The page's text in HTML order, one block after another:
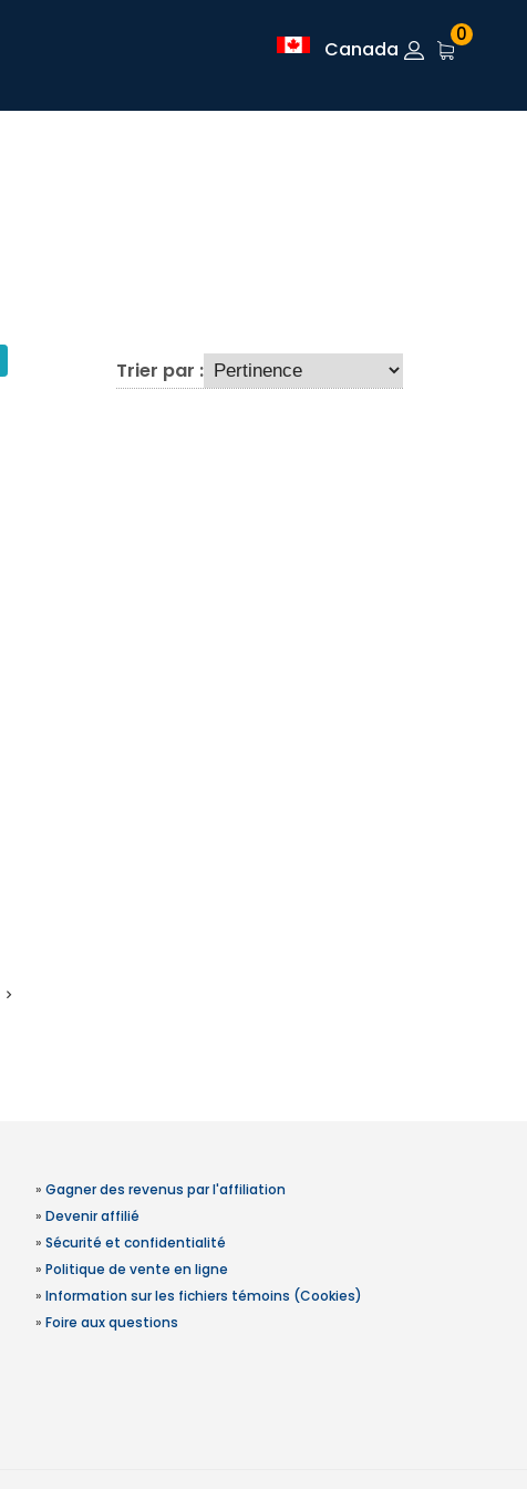
Canada
0
Trier par :
» Gagner des revenus par l'affiliation
» Devenir affilié
» Sécurité et confidentialité
» Politique de vente en ligne
» Information sur les fichiers témoins (Cookies)
» Foire aux questions